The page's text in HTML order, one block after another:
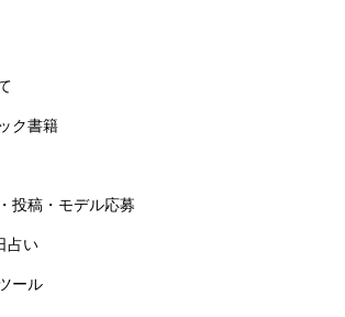
ク書籍
投稿・モデル応募
占い
ール